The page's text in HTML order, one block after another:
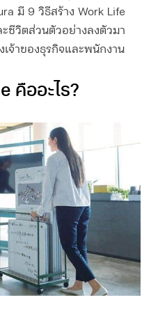
มี 9 วิธีสร้าง Work Life
ชีวิตส่วนตัวอย่างลงตัวมา
เจ้าของธุรกิจและพนักงาน
คืออะไร?